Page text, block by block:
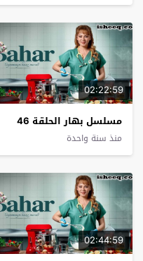
02:22:59
مسلسل بهار الحلقة 46
منذ سنة واحدة
02:44:59